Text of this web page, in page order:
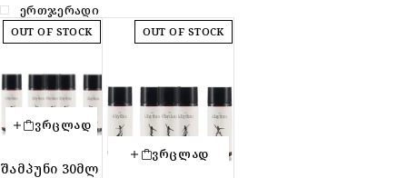
ერთჯერადი
OUT OF STOCK
ᲕᲠᲪᲚᲐᲓ
შამპუნი 30მლ
OUT OF STOCK
ᲕᲠᲪᲚᲐᲓ